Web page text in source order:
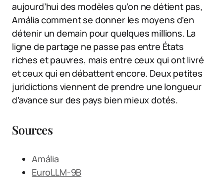
aujourd’hui des modèles qu’on ne détient pas,
Amália comment se donner les moyens d’en
détenir un demain pour quelques millions. La
ligne de partage ne passe pas entre États
riches et pauvres, mais entre ceux qui ont livré
et ceux qui en débattent encore. Deux petites
juridictions viennent de prendre une longueur
d’avance sur des pays bien mieux dotés.
Sources
Amália
EuroLLM-9B